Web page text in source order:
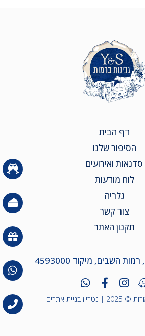
דף הבית
הסיפור שלנו
סדנאות ואירועים
לוח מודעות
גלריה
צור קשר
תקנון האתר
© 2025 | נטרייז בניית אתרים